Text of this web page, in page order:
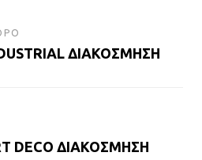
ΔΙΑΚΟΣΜΗΣΗ
DECO ΔΙΑΚΟΣΜΗΣΗ